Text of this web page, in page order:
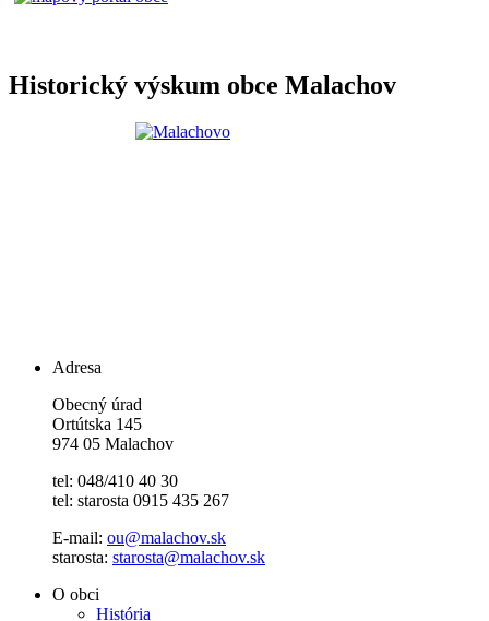
Historický výskum obce Malachov
Adresa
Obecný úrad
Ortútska 145
974 05 Malachov
tel: 048/410 40 30
tel: starosta 0915 435 267
E-mail: ou@malachov.sk
starosta: starosta@malachov.sk
O obci
História